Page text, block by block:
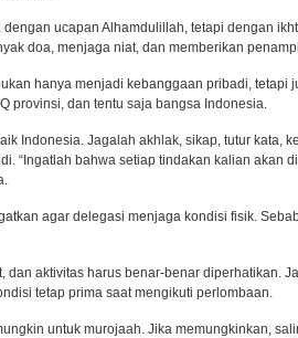
ucapan Alhamdulillah, tetapi dengan
doa, menjaga niat, dan memberikan
hanya menjadi kebanggaan pribadi, tetapi
provinsi, dan tentu saja bangsa Indonesia.
Indonesia. Jagalah akhlak, sikap, tutur kata,
“Ingatlah bahwa setiap tindakan kalian akan
agar delegasi menjaga kondisi fisik.
dan aktivitas harus benar-benar diperhatikan.
tetap prima saat mengikuti perlombaan.
untuk murojaah. Jika memungkinkan,